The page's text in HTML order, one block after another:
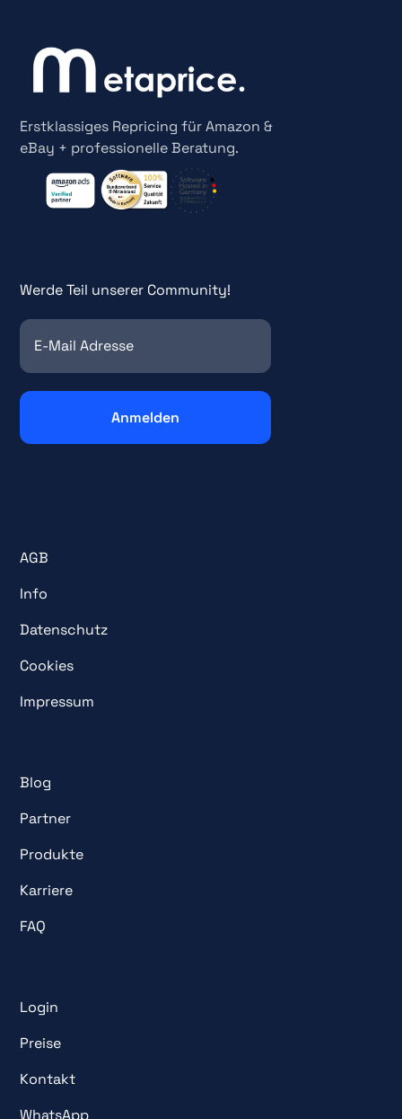
Erstklassiges Repricing für Amazon &
eBay + professionelle Beratung.
Werde Teil unserer Community!
AGB
Info
Datenschutz
Cookies
Impressum
Blog
Partner
Produkte
Karriere
FAQ
Login
Preise
Kontakt
WhatsApp